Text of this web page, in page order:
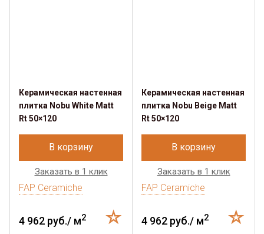
Керамическая настенная
плитка Nobu White Matt
Rt 50×120
В корзину
Заказать в 1 клик
FAP Ceramiche
4 962 руб./ м2
Керамическая настенная
плитка Nobu Beige Matt
Rt 50×120
В корзину
Заказать в 1 клик
FAP Ceramiche
4 962 руб./ м2